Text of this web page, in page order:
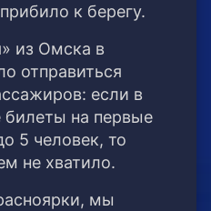
к берегу.
из Омска в
отправиться
если в
на первые
5 человек, то
не хватило.
мы